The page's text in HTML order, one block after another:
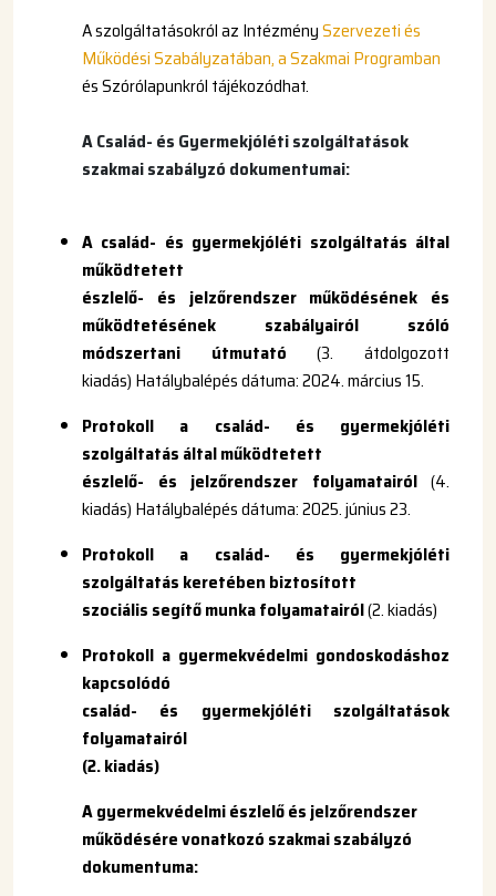
A szolgáltatásokról az IntézménySzervezeti és
Működési Szabályzatában, aSzakmai Programban
és Szórólapunkról tájékozódhat.
A Család- és Gyermekjóléti szolgáltatások
szakmai szabályzó dokumentumai:
A család- és gyermekjóléti szolgáltatás által
működtetett
észlelő- és jelzőrendszer működésének és
működtetésének szabályairól szóló
módszertani útmutató
(3. átdolgozott
kiadás) Hatálybalépés dátuma: 2024. március 15.
Protokoll a család- és gyermekjóléti
szolgáltatás által működtetett
észlelő- és jelzőrendszer folyamatairól (4.
kiadás) Hatálybalépés dátuma: 2025. június 23.
Protokoll a család- és gyermekjóléti
szolgáltatás keretében biztosított
szociális segítő munka folyamatairól(2. kiadás)
Protokoll a gyermekvédelmi gondoskodáshoz
kapcsolódó
család- és gyermekjóléti szolgáltatások
folyamatairól
(2. kiadás)
A gyermekvédelmi észlelő és jelzőrendszer
működésére vonatkozó szakmai szabályzó
dokumentuma: